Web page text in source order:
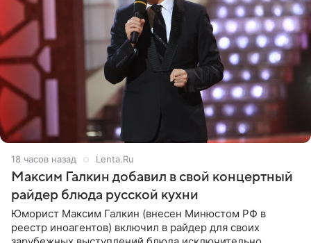
18 часов назад Lenta.Ru
Максим Галкин добавил в свой концертный
райдер блюда русской кухни
Юморист Максим Галкин (внесен Минюстом РФ в
реестр иноагентов) включил в райдер для своих